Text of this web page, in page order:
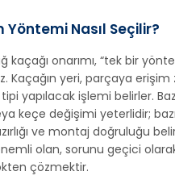
Yöntemi Nasıl Seçilir?
kaçağı onarımı, “tek bir
Kaçağın yeri, parçaya erişim
tipi yapılacak işlemi belirler.
keçe değişimi yeterlidir;
ve montaj doğruluğu
olan, sorunu geçici
çözmektir.